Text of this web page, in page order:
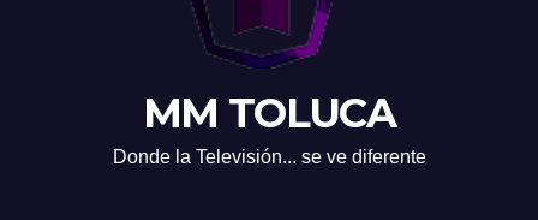
MM TOLUCA
Donde la Televisión... se ve diferente